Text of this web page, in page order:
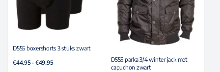
D555 boxershorts 3 stuks zwart
€44.95-€49.95Prijsklasse:
€44.95
D555 parka 3/4 winter jack met
capuchon zwart